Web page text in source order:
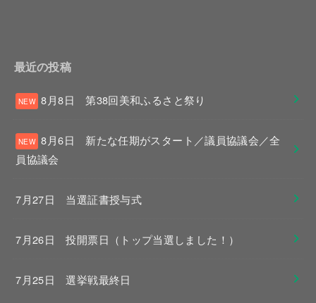
最近の投稿
8月8日 第38回美和ふるさと祭り
8月6日 新たな任期がスタート／議員協議会／全
員協議会
7月27日 当選証書授与式
7月26日 投開票日（トップ当選しました！）
7月25日 選挙戦最終日